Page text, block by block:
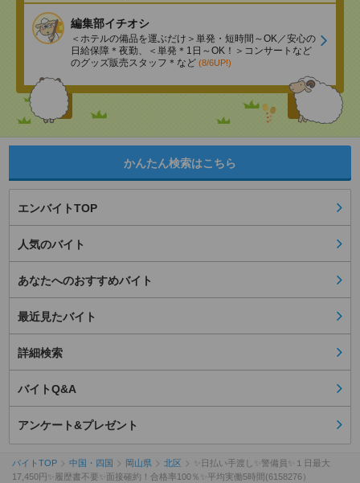
編集部イチオシ
＜ホテルの備品を運ぶだけ＞単発・短時間～OK／安心の
日給保障＊夜勤、＜単発＊1日～OK！＞コンサートなど
のグッズ販売スタッフ＊など (8/6UP!)
かんたん検索はこちら
エンバイトTOP
人気のバイト
あなたへのおすすめバイト
最近見たバイト
詳細検索
バイトQ&A
アンケート&プレゼント
バイトTOP 中国・四国 岡山県 北区
✨日払い手渡し✨警備員✨１日最大
17,450円✨履歴書不要✨面接確約！合格率100％✨平均実働5時間(6158276）